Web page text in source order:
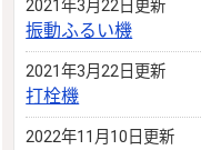
2021年3月22日更新
振動ふるい機
2021年3月22日更新
打栓機
2022年11月10日更新